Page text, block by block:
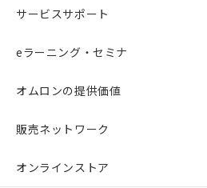
サービスサポート
eラーニング・セミナ
オムロンの提供価値
販売ネットワーク
オンラインストア